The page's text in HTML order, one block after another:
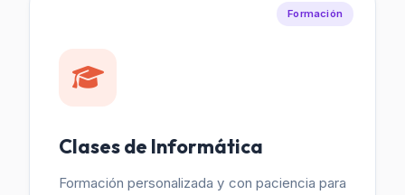
Formación
Clases de Informática
Formación personalizada y con paciencia para